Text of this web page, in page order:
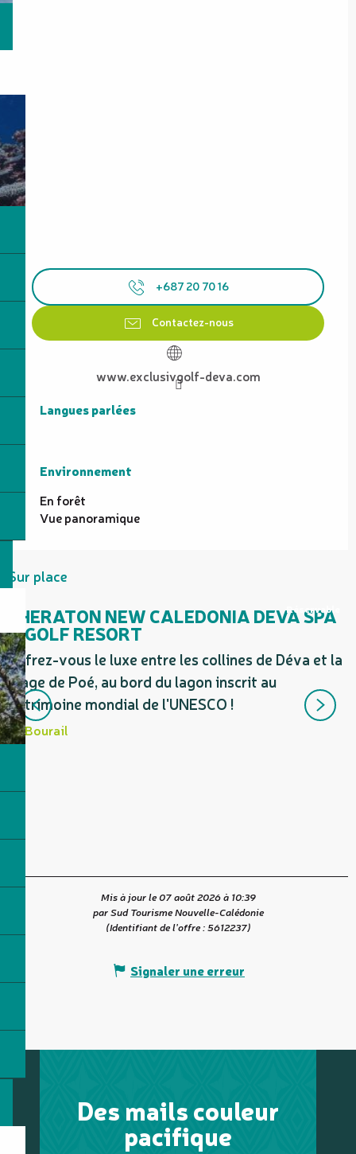
+687 20 70 16
Contactez-nous
www.exclusivgolf-deva.com
Langues parlées
Langues parlées
Environnement
Environnement
En forêt
Vue panoramique
Sur place
SHERATON NEW CALEDONIA DEVA SPA
& GOLF RESORT
Offrez-vous le luxe entre les collines de Déva et la
plage de Poé, au bord du lagon inscrit au
patrimoine mondial de l'UNESCO !
Bourail
Réservable
Mis à jour le 07 août 2026 à 10:39
par Sud Tourisme Nouvelle-Calédonie
(Identifiant de l'offre :5612237)
Signaler une erreur
Des mails couleur
pacifique